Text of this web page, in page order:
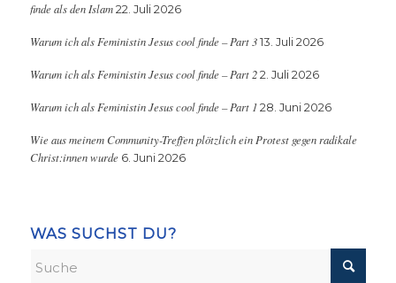
finde als den Islam 22. Juli 2026
Warum ich als Feministin Jesus cool finde – Part 3 13. Juli 2026
Warum ich als Feministin Jesus cool finde – Part 2 2. Juli 2026
Warum ich als Feministin Jesus cool finde – Part 1 28. Juni 2026
Wie aus meinem Community-Treffen plötzlich ein Protest gegen radikale
Christ:innen wurde 6. Juni 2026
WAS SUCHST DU?